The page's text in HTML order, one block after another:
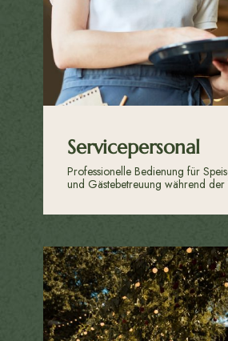
Servicepersonal
Professionelle Bedienung für
und Gästebetreuung während der